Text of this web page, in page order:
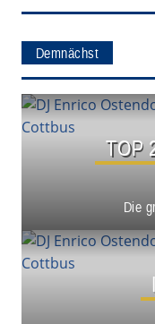
Demnächst
TOP
Die
Show ansehen
Show ansehen